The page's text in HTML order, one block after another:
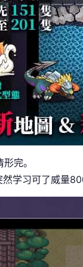
完。
学习可了威量